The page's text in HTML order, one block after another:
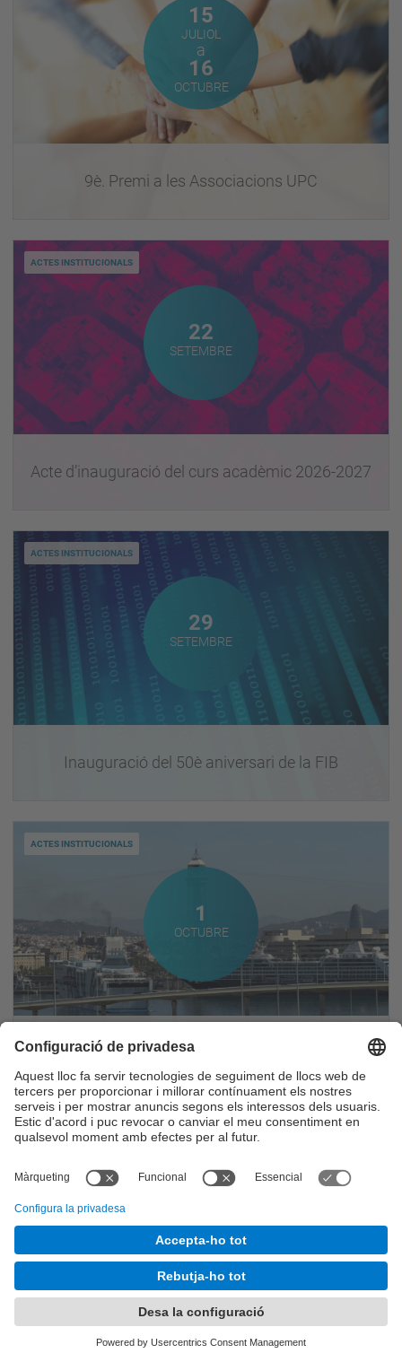
15 Juliol
JULIOL
a
16 Octubre
OCTUBRE
9è. Premi a les Associacions UPC
22 Setembre
SETEMBRE
Acte d’inauguració del curs acadèmic 2026-2027
ACTES INSTITUCIONALS
29
SETEMBRE
Inauguració del 50è aniversari de la FIB
ACTES INSTITUCIONALS
1 Octubre
OCTUBRE
Acte d’inauguració curs FNB 2026-2027
ACTES INSTITUCIONALS
Els mitjans de comunicació destaquen